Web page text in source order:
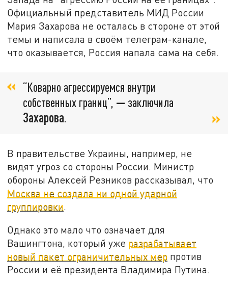
Официальный представитель МИД России
Мария Захарова не осталась в стороне от этой
темы и написала в своём телеграм-канале,
что оказывается, Россия напала сама на себя.
“Коварно агрессируемся внутри
собственных границ”, — заключила
Захарова.
В правительстве Украины, например, не
видят угроз со стороны России. Министр
обороны Алексей Резников рассказывал, что
Москва не создала ни одной ударной
группировки.
Однако это мало что означает для
Вашингтона, который уже разрабатывает
новый пакет ограничительных мер против
России и её президента Владимира Путина.